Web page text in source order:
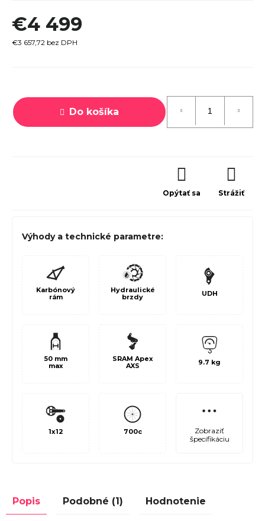
€4 499
€3 657,72 bez DPH
cena:
Do košíka
Opýtať sa Strážiť
Výhody a technické parametre:
Karbónový
rám
Hydraulické
brzdy
UDH
50 mm
max
SRAM Apex
AXS
9.7 kg
1x12 700c
Zobraziť
špecifikáciu
Popis Podobné (1) Hodnotenie